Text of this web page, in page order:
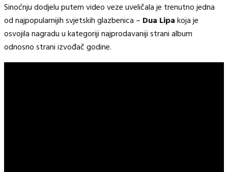
Sinoćnju dodjelu putem video veze uveličala je trenutno jedna
od najpopularnijih svjetskih glazbenica – Dua Lipakoja je
osvojila nagradu u kategoriji najprodavaniji strani album
odnosno strani izvođač godine.